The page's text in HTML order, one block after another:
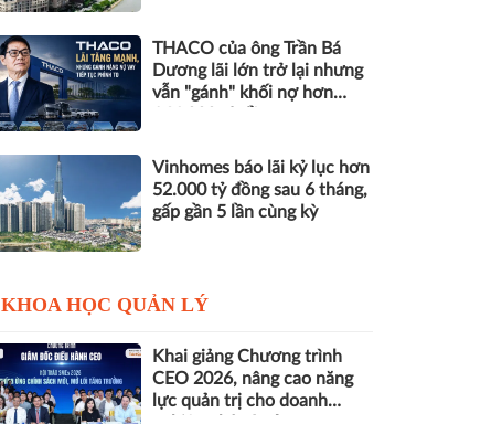
THACO của ông Trần Bá
Dương lãi lớn trở lại nhưng
vẫn "gánh" khối nợ hơn
Vinhomes báo lãi kỷ lục hơn
52.000 tỷ đồng sau 6 tháng,
gấp gần 5 lần cùng kỳ
KHOA HỌC QUẢN LÝ
Khai giảng Chương trình
CEO 2026, nâng cao năng
lực quản trị cho doanh